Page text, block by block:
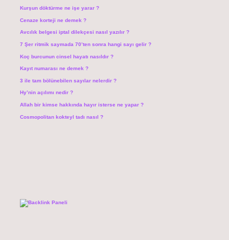
Kurşun döktürme ne işe yarar ?
Cenaze korteji ne demek ?
Avcılık belgesi iptal dilekçesi nasıl yazılır ?
7 Şer ritmik saymada 70’ten sonra hangi sayı gelir ?
Koç burcunun cinsel hayatı nasıldır ?
Kayıt numarası ne demek ?
3 ile tam bölünebilen sayılar nelerdir ?
Hy’nin açılımı nedir ?
Allah bir kimse hakkında hayır isterse ne yapar ?
Cosmopolitan kokteyl tadı nasıl ?